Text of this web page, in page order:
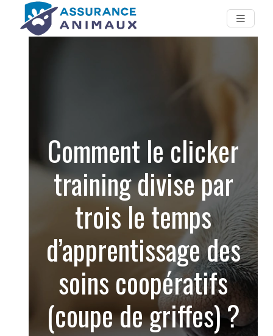
Comment le clicker
training divise par
trois le temps
d’apprentissage des
soins coopératifs
(coupe de griffes) ?